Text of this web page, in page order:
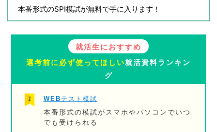
本番形式のSPI模試が無料で手に入ります！
就活生におすすめ
選考前に必ず使ってほしい就活資料ランキン
グ
WEBテスト模試
本番形式の模試がスマホやパソコンでいつ
でも受けられる